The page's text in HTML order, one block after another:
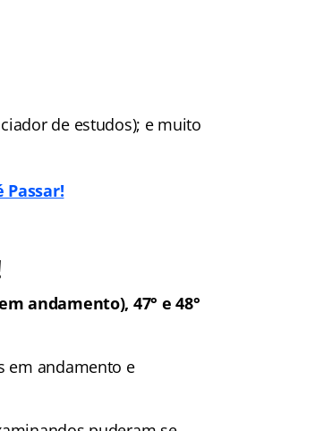
de estudos); e muito
Passar!
andamento), 47° e 48°
em andamento e